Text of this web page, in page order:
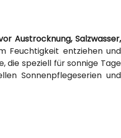
Austrocknung, Salzwasser,
Feuchtigkeit entziehen und
die speziell für sonnige Tage
Sonnenpflegeserien und